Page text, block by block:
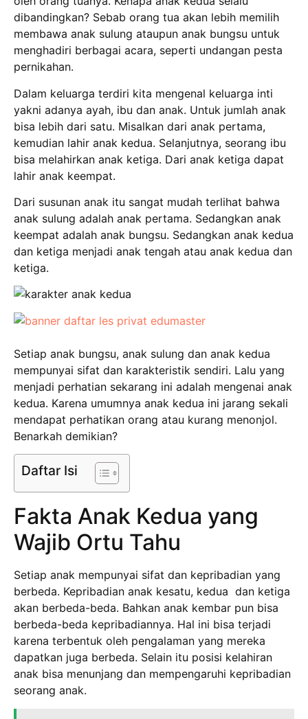
dibandingkan? Sebab orang tua akan lebih memilih
membawa anak sulung ataupun anak bungsu untuk
menghadiri berbagai acara, seperti undangan pesta
pernikahan.
Dalam keluarga terdiri kita mengenal keluarga inti
yakni adanya ayah, ibu dan anak. Untuk jumlah anak
bisa lebih dari satu. Misalkan dari anak pertama,
kemudian lahir anak kedua. Selanjutnya, seorang ibu
bisa melahirkan anak ketiga. Dari anak ketiga dapat
lahir anak keempat.
Dari susunan anak itu sangat mudah terlihat bahwa
anak sulung adalah anak pertama. Sedangkan anak
keempat adalah anak bungsu. Sedangkan anak kedua
dan ketiga menjadi anak tengah atau anak kedua dan
ketiga.
Setiap anak bungsu, anak sulung dan anak kedua
mempunyai sifat dan karakteristik sendiri. Lalu yang
menjadi perhatian sekarang ini adalah mengenai anak
kedua. Karena umumnya anak kedua ini jarang sekali
mendapat perhatikan orang atau kurang menonjol.
Benarkah demikian?
Daftar Isi
Fakta Anak Kedua yang
Wajib Ortu Tahu
Setiap anak mempunyai sifat dan kepribadian yang
berbeda. Kepribadian anak kesatu, kedua dan ketiga
akan berbeda-beda. Bahkan anak kembar pun bisa
berbeda-beda kepribadiannya. Hal ini bisa terjadi
karena terbentuk oleh pengalaman yang mereka
dapatkan juga berbeda. Selain itu posisi kelahiran
anak bisa menunjang dan mempengaruhi kepribadian
seorang anak.